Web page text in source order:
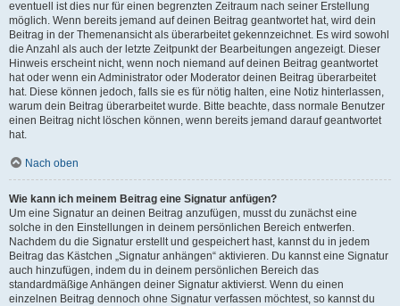
eventuell ist dies nur für einen begrenzten Zeitraum nach seiner Erstellung
möglich. Wenn bereits jemand auf deinen Beitrag geantwortet hat, wird dein
Beitrag in der Themenansicht als überarbeitet gekennzeichnet. Es wird sowohl
die Anzahl als auch der letzte Zeitpunkt der Bearbeitungen angezeigt. Dieser
Hinweis erscheint nicht, wenn noch niemand auf deinen Beitrag geantwortet
hat oder wenn ein Administrator oder Moderator deinen Beitrag überarbeitet
hat. Diese können jedoch, falls sie es für nötig halten, eine Notiz hinterlassen,
warum dein Beitrag überarbeitet wurde. Bitte beachte, dass normale Benutzer
einen Beitrag nicht löschen können, wenn bereits jemand darauf geantwortet
hat.
Nach oben
Wie kann ich meinem Beitrag eine Signatur anfügen?
Um eine Signatur an deinen Beitrag anzufügen, musst du zunächst eine
solche in den Einstellungen in deinem persönlichen Bereich entwerfen.
Nachdem du die Signatur erstellt und gespeichert hast, kannst du in jedem
Beitrag das Kästchen „Signatur anhängen“ aktivieren. Du kannst eine Signatur
auch hinzufügen, indem du in deinem persönlichen Bereich das
standardmäßige Anhängen deiner Signatur aktivierst. Wenn du einen
einzelnen Beitrag dennoch ohne Signatur verfassen möchtest, so kannst du